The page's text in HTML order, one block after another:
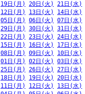
19日(月) 20日(火) 21日(水)
12日(月) 13日(火) 14日(水)
05日(月) 06日(火) 07日(水)
29日(月) 30日(火) 31日(水)
22日(月) 23日(火) 24日(水)
15日(月) 16日(火) 17日(水)
08日(月) 09日(火) 10日(水)
01日(月) 02日(火) 03日(水)
25日(月) 26日(火) 27日(水)
18日(月) 19日(火) 20日(水)
11日(月) 12日(火) 13日(水)